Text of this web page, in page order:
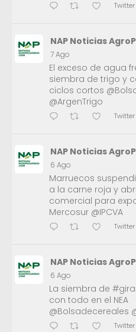
Twitter
NAP Noticias
7 Ago
El exceso de agua
siembra de trigo y
ciclos cortos
@ArgenTrigo
Twitter
NAP Noticias
6 Ago
Marruecos
a la carne roja y
comercial para
Mercosur @IPCVA
Twitter
NAP Noticias
6 Ago
La siembra de
con todo en el NEA
@Bolsadecereales
Twitter